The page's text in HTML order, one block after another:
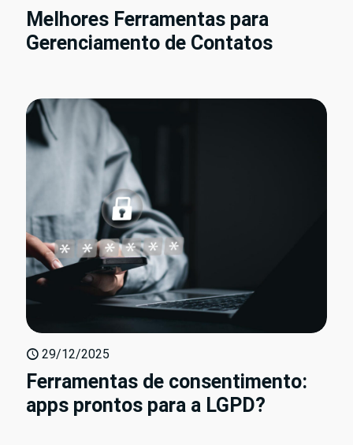
Melhores Ferramentas para
Gerenciamento de Contatos
29/12/2025
Ferramentas de consentimento:
apps prontos para a LGPD?